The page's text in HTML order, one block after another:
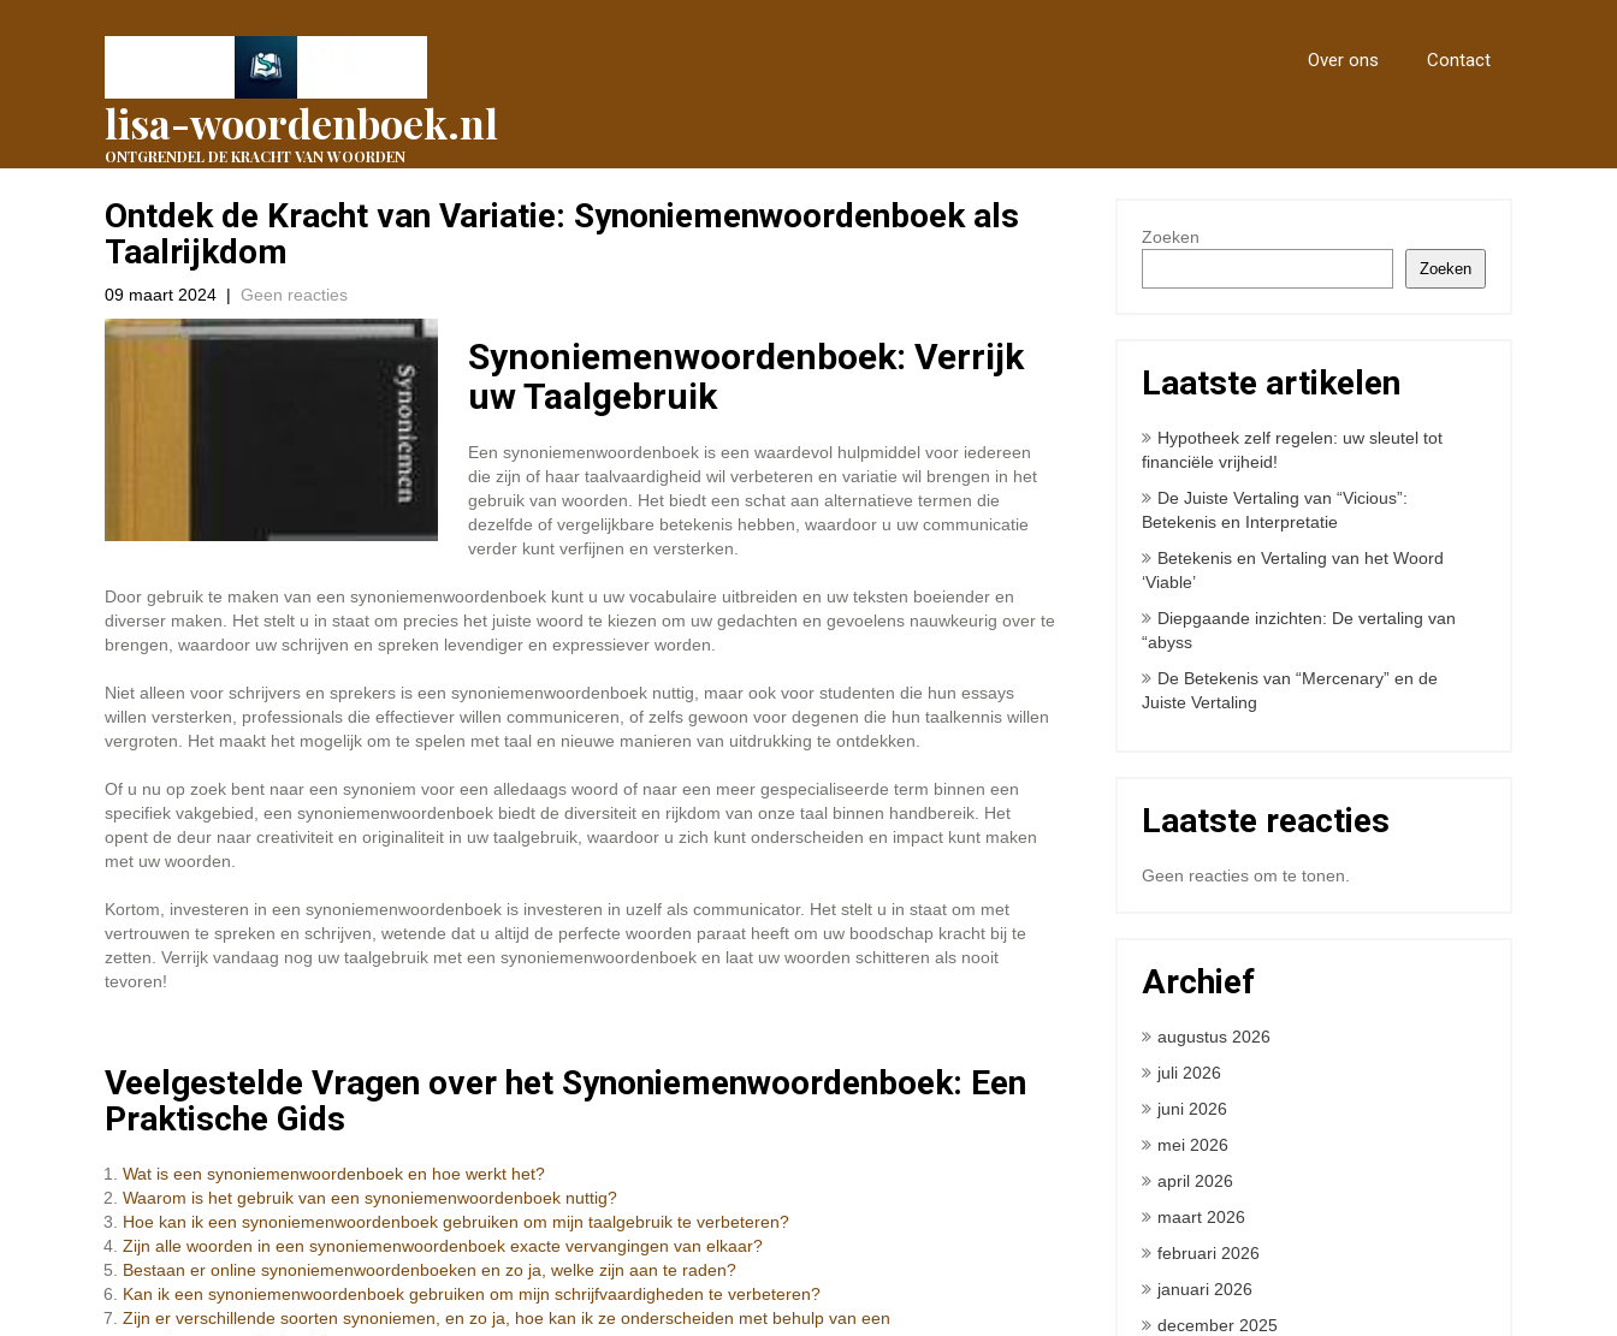
lisa-woordenboek.nl
ONTGRENDEL DE KRACHT VAN WOORDEN
Over ons Contact
Ontdek de Kracht van Variatie: Synoniemenwoordenboek als
Taalrijkdom
09 maart 2024 | Geen reacties
Synoniemenwoordenboek: Verrijk
uw Taalgebruik
Een synoniemenwoordenboek is een waardevol hulpmiddel voor iedereen
die zijn of haar taalvaardigheid wil verbeteren en variatie wil brengen in het
gebruik van woorden. Het biedt een schat aan alternatieve termen die
dezelfde of vergelijkbare betekenis hebben, waardoor u uw communicatie
verder kunt verfijnen en versterken.
Door gebruik te maken van een synoniemenwoordenboek kunt u uw vocabulaire uitbreiden en uw teksten boeiender en
diverser maken. Het stelt u in staat om precies het juiste woord te kiezen om uw gedachten en gevoelens nauwkeurig over te
brengen, waardoor uw schrijven en spreken levendiger en expressiever worden.
Niet alleen voor schrijvers en sprekers is een synoniemenwoordenboek nuttig, maar ook voor studenten die hun essays
willen versterken, professionals die effectiever willen communiceren, of zelfs gewoon voor degenen die hun taalkennis willen
vergroten. Het maakt het mogelijk om te spelen met taal en nieuwe manieren van uitdrukking te ontdekken.
Of u nu op zoek bent naar een synoniem voor een alledaags woord of naar een meer gespecialiseerde term binnen een
specifiek vakgebied, een synoniemenwoordenboek biedt de diversiteit en rijkdom van onze taal binnen handbereik. Het
opent de deur naar creativiteit en originaliteit in uw taalgebruik, waardoor u zich kunt onderscheiden en impact kunt maken
met uw woorden.
Kortom, investeren in een synoniemenwoordenboek is investeren in uzelf als communicator. Het stelt u in staat om met
vertrouwen te spreken en schrijven, wetende dat u altijd de perfecte woorden paraat heeft om uw boodschap kracht bij te
zetten. Verrijk vandaag nog uw taalgebruik met een synoniemenwoordenboek en laat uw woorden schitteren als nooit
tevoren!
Veelgestelde Vragen over het Synoniemenwoordenboek: Een
Praktische Gids
Wat is een synoniemenwoordenboek en hoe werkt het?
Waarom is het gebruik van een synoniemenwoordenboek nuttig?
Hoe kan ik een synoniemenwoordenboek gebruiken om mijn taalgebruik te verbeteren?
Zijn alle woorden in een synoniemenwoordenboek exacte vervangingen van elkaar?
Bestaan er online synoniemenwoordenboeken en zo ja, welke zijn aan te raden?
Kan ik een synoniemenwoordenboek gebruiken om mijn schrijfvaardigheden te verbeteren?
Zijn er verschillende soorten synoniemen, en zo ja, hoe kan ik ze onderscheiden met behulp van een
Zoeken
Zoeken
Laatste artikelen
Hypotheek zelf regelen: uw sleutel tot
financiële vrijheid!
De Juiste Vertaling van “Vicious”:
Betekenis en Interpretatie
Betekenis en Vertaling van het Woord
‘Viable’
Diepgaande inzichten: De vertaling van
“abyss
De Betekenis van “Mercenary” en de
Juiste Vertaling
Laatste reacties
Geen reacties om te tonen.
Archief
augustus 2026
juli 2026
juni 2026
mei 2026
april 2026
maart 2026
februari 2026
januari 2026
december 2025